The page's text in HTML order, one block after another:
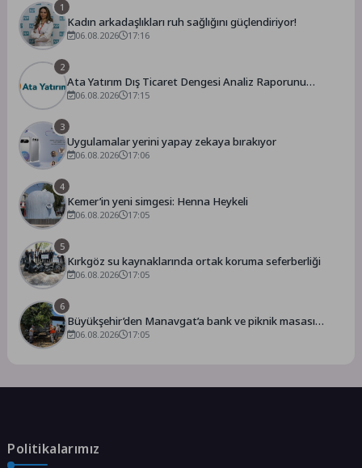
1
Kadın arkadaşlıkları ruh sağlığını güçlendiriyor!
06.08.2026 17:16
2
Ata Yatırım Dış Ticaret Dengesi Analiz Raporunu
Yayımladı
06.08.2026 17:15
3
Uygulamalar yerini yapay zekaya bırakıyor
06.08.2026 17:06
4
Kemer’in yeni simgesi: Henna Heykeli
06.08.2026 17:05
5
Kırkgöz su kaynaklarında ortak koruma seferberliği
06.08.2026 17:05
6
Büyükşehir’den Manavgat’a bank ve piknik masası
desteği
06.08.2026 17:05
Politikalarımız